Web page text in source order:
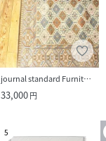
journal standard Furniture
33,000円
5